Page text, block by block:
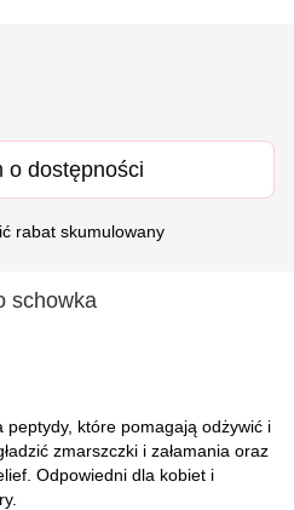
o dostępności
rabat skumulowany
schowka
peptydy, które pomagają odżywić i
zmarszczki i załamania oraz
Odpowiedni dla kobiet i